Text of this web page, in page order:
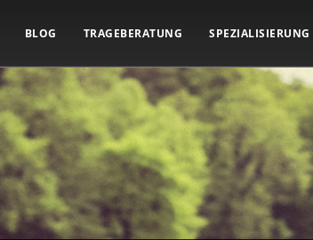
BLOG TRAGEBERATUNG SPEZIALISIERUNG